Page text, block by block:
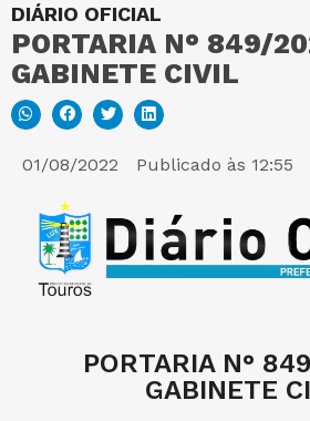
DIÁRIO OFICIAL
PORTARIA N° 849/
GABINETE CIVIL
01/08/2022 Publicado às 12:55
PORTARIA N°
GABINETE
MAPA DO SITE
PORTAL DA TRANSPARÊNCIA
E-SIC
PERGUNTAS FREQUENTES